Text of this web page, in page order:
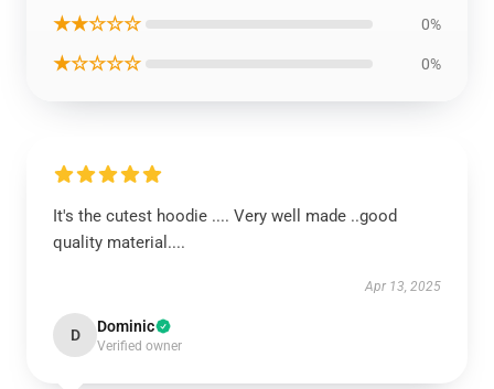
★★☆☆☆ 0%
★☆☆☆☆ 0%
It's the cutest hoodie .... Very well made ..good
quality material....
Apr 13, 2025
D Dominic
Verified owner